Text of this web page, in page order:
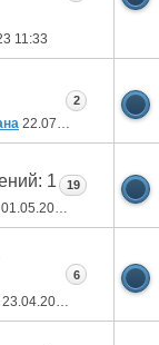
11:33
22.07.2020 08:26
2
01.05.2020
19
23.04.2020
6